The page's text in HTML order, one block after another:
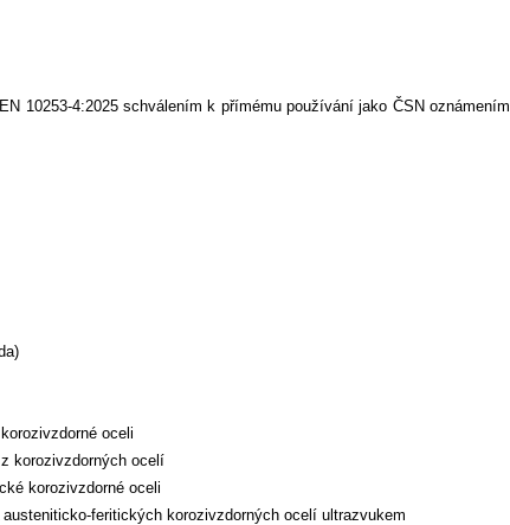
10253-4:2025 schválením k přímému používání jako ČSN oznámením
oceli
korozivzdorných ocelí
korozivzdorné oceli
feritických korozivzdorných ocelí ultrazvukem